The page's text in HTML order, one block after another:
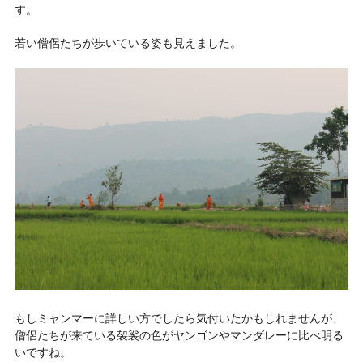
す。
若い僧侶たちが歩いている姿も見えました。
もしミャンマーに詳しい方でしたら気付いたかもしれませんが、
僧侶たちが来ている袈裟の色がヤンゴンやマンダレーに比べ明る
いですね。